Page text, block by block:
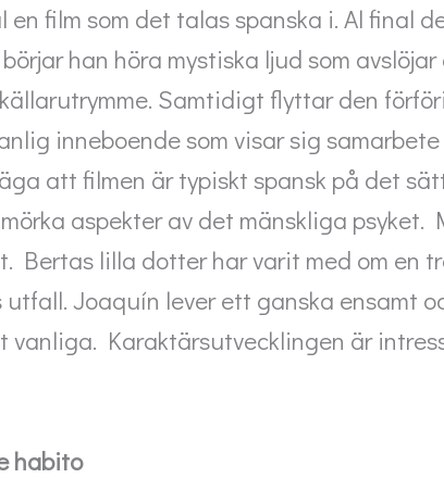
en film som det talas spanska i. Al final
han höra mystiska ljud som
Samtidigt flyttar den
inneboende som visar sig
att filmen är typiskt spansk på det
aspekter av det mänskliga
Bertas lilla dotter har varit med om en
Joaquín lever ett ganska ensamt
vanliga. Karaktärsutvecklingen är
habito